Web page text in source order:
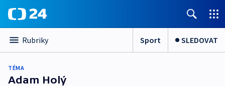
Rubriky Sport SLEDOVAT
TÉMA
Adam Holý